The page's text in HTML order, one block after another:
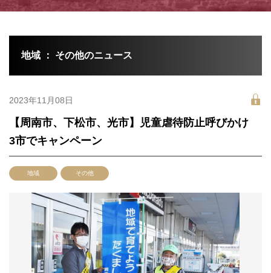
地域 ： その他のニュース
2023年11月08日
【周南市、下松市、光市】児童虐待防止呼びかけ
3市でキャンペーン
地域 その他